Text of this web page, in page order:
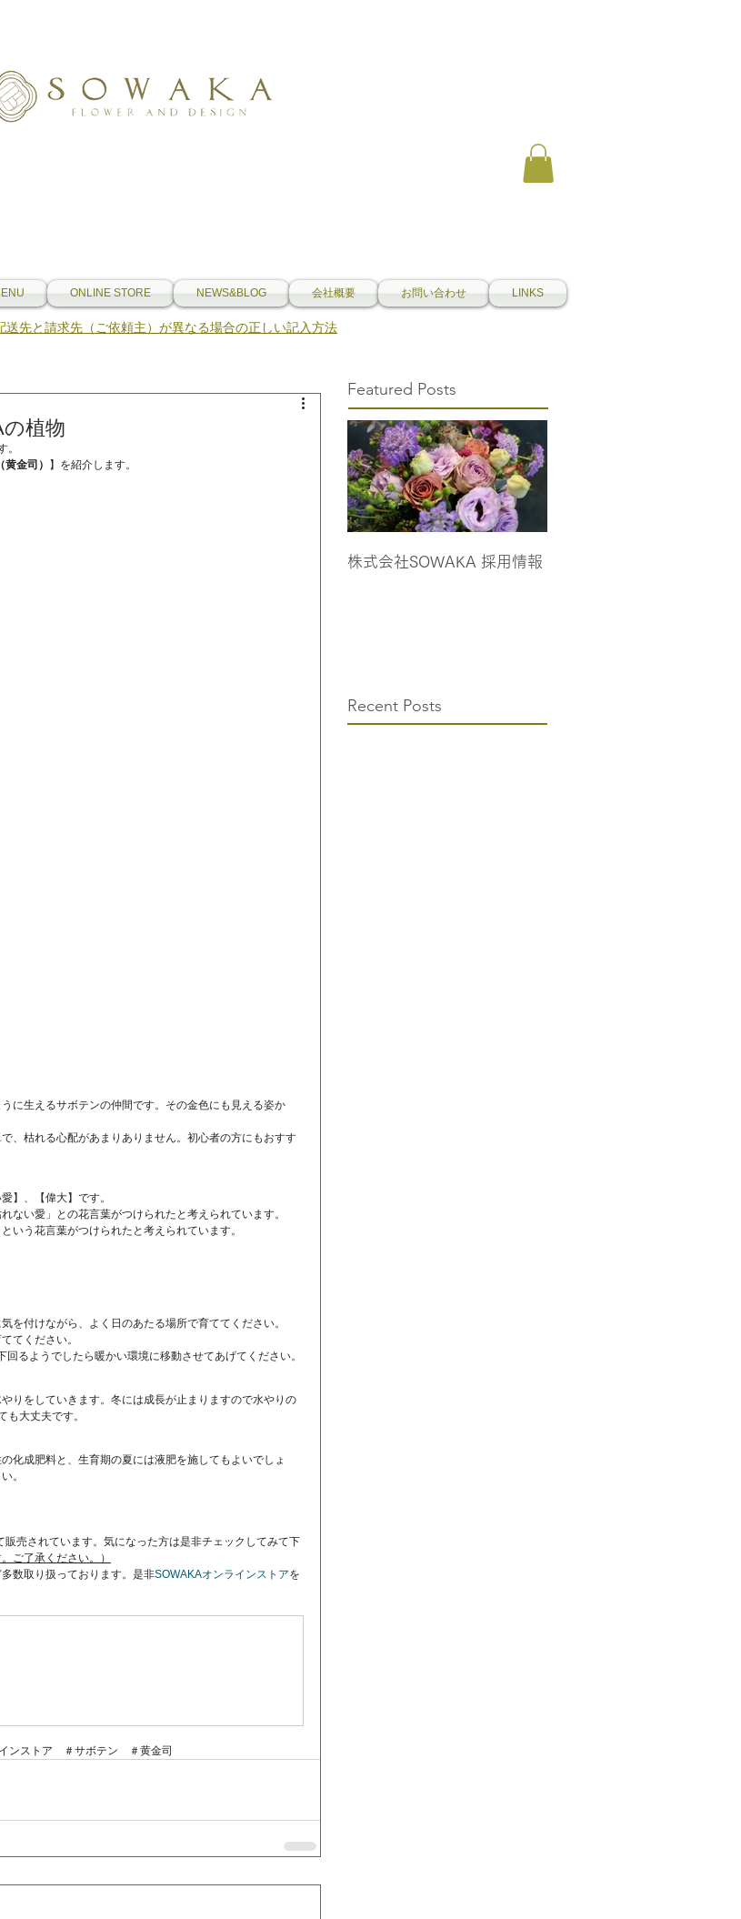
ONLINE STORE NEWS&BLOG 会社概要 お問い合わせ LINKS
送先と請求先（ご依頼主）が異なる場合の正しい記入方法
植物
。
金司） 】を紹介します。
に生えるサボテンの仲間です。その金色にも見える姿か
、枯れる心配があまりありません。初心者の方にもおすす
】、【偉大】です。
ない愛」との花言葉がつけられたと考えられています。
いう花言葉がつけられたと考えられています。
を付けながら、よく日のあたる場所で育ててください。
てください。
るようでしたら暖かい環境に移動させてあげてください。
りをしていきます。冬には成長が止まりますので水やりの
大丈夫です。
化成肥料と、生育期の夏には液肥を施してもよいでしょ
。
売されています。気になった方は是非チェックしてみて下
ご了承ください。）
数取り扱っております。是非SOWAKAオンラインストアを
ラインストア　＃サボテン　＃黄金司
Featured Posts
株式会社SOWAKA 採用情報
Recent Posts